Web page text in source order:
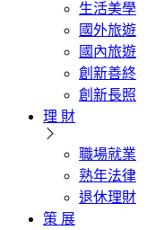
生活美學
國外旅遊
國內旅遊
創新善終
創新長照
理 財
職場就業
熟年法律
退休理財
策 展